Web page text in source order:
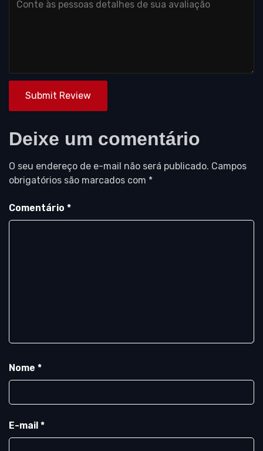
Submit Review
Deixe um comentário
O seu endereço de e-mail não será publicado. Campos
obrigatórios são marcados com *
Comentário *
Nome *
E-mail *